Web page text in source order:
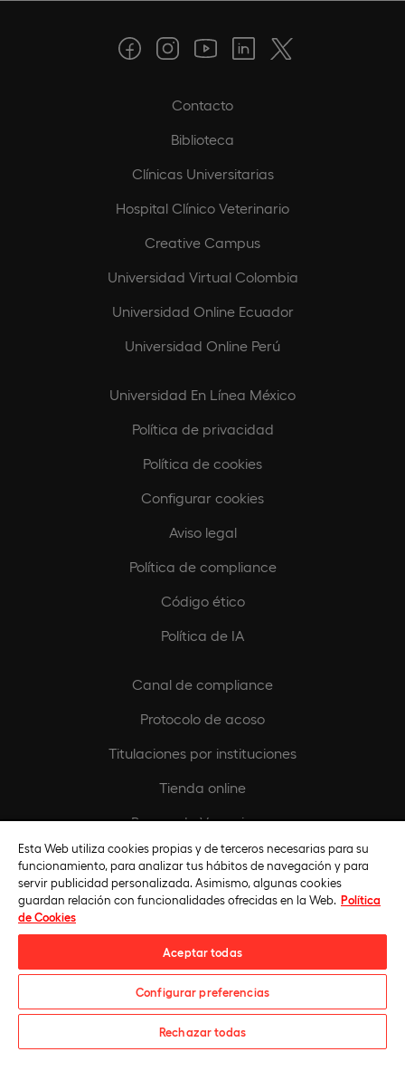
Contacto
Biblioteca
Clínicas Universitarias
Hospital Clínico Veterinario
Creative Campus
Universidad Virtual Colombia
Universidad Online Ecuador
Universidad Online Perú
Universidad En Línea México
Política de privacidad
Política de cookies
Configurar cookies
Aviso legal
Política de compliance
Código ético
Política de IA
Canal de compliance
Protocolo de acoso
Titulaciones por instituciones
Tienda online
Buscando Vocaciones
Europeamedia
Fundación Universidad Europea
¿Te informamos?
Esta Web utiliza cookies propias y de terceros necesarias para su
funcionamiento, para analizar tus hábitos de navegación y para
servir publicidad personalizada. Asimismo, algunas cookies
guardan relación con funcionalidades ofrecidas en la Web. Política
de Cookies
Aceptar todas
Configurar preferencias
Rechazar todas